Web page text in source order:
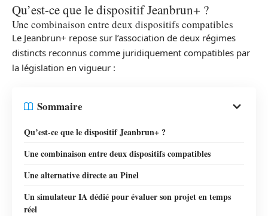
Qu’est-ce que le dispositif Jeanbrun+ ?
Une combinaison entre deux dispositifs compatibles
Le Jeanbrun+ repose sur l’association de deux régimes
distincts reconnus comme juridiquement compatibles par
la législation en vigueur :
Sommaire
Qu’est-ce que le dispositif Jeanbrun+ ?
Une combinaison entre deux dispositifs compatibles
Une alternative directe au Pinel
Un simulateur IA dédié pour évaluer son projet en temps
réel